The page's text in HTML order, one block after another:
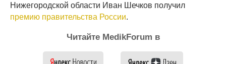
Нижегородской области Иван Шечков получил
премию правительства России.
Читайте MedikForum в